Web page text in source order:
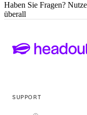
Haben Sie Fragen?
überall
SUPPORT